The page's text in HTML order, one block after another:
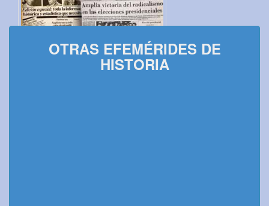
OTRAS EFEMÉRIDES DE
HISTORIA